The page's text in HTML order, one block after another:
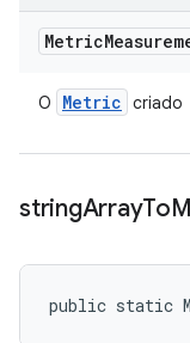
Metric
O Metric criado
stringArrayTo
public static